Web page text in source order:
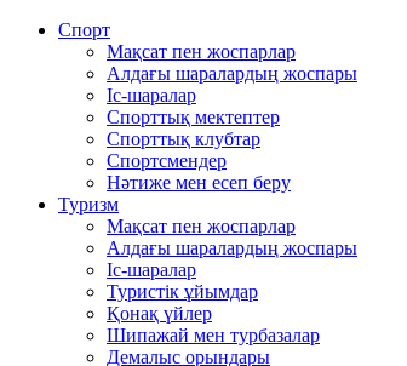
Спорт
Мақсат пен жоспарлар
Алдағы шаралардың жоспары
Іс-шаралар
Спорттық мектептер
Спорттық клубтар
Спортсмендер
Нәтиже мен есеп беру
Туризм
Мақсат пен жоспарлар
Алдағы шаралардың жоспары
Іс-шаралар
Туристік ұйымдар
Қонақ үйлер
Шипажай мен турбазалар
Демалыс орындары